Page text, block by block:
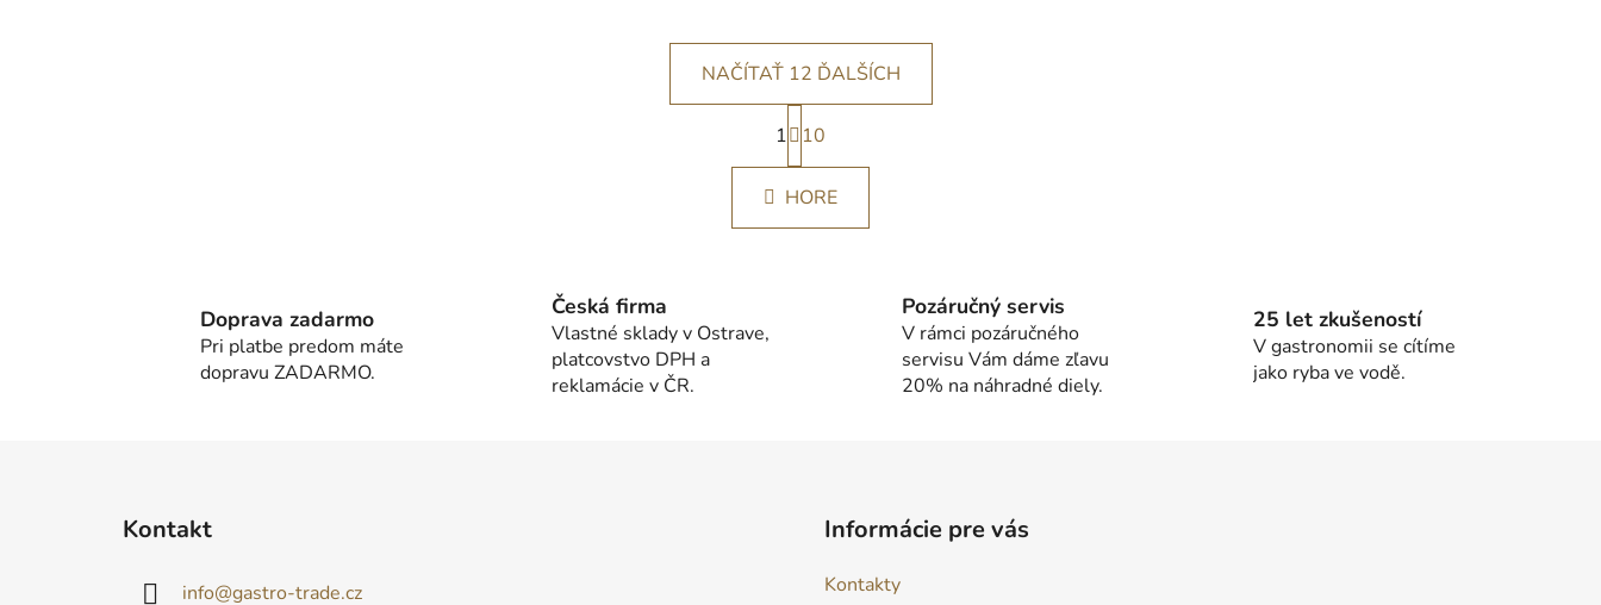
O
v
l
á
NAČÍTAŤ 12 ĎALŠÍCH
S
t
r
á
n
k
1 10
HORE
Doprava zadarmo
Pri platbe predom máte
dopravu ZADARMO.
Česká firma
Vlastné sklady v Ostrave,
platcovstvo DPH a
reklamácie v ČR.
Pozáručný servis
V rámci pozáručného
servisu Vám dáme zľavu
20% na náhradné diely.
25 let zkušeností
V gastronomii se cítíme
jako ryba ve vodě.
Kontakt
info@gastro-trade.cz
Informácie pre vás
Kontakty